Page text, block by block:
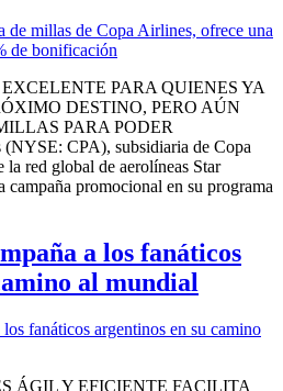
PARA QUIENES YA
DESTINO, PERO AÚN
PARA PODER
CPA), subsidiaria de Copa
red global de aerolíneas Star
campaña promocional en su programa
a los fanáticos
al mundial
ÁGIL Y EFICIENTE FACILITA